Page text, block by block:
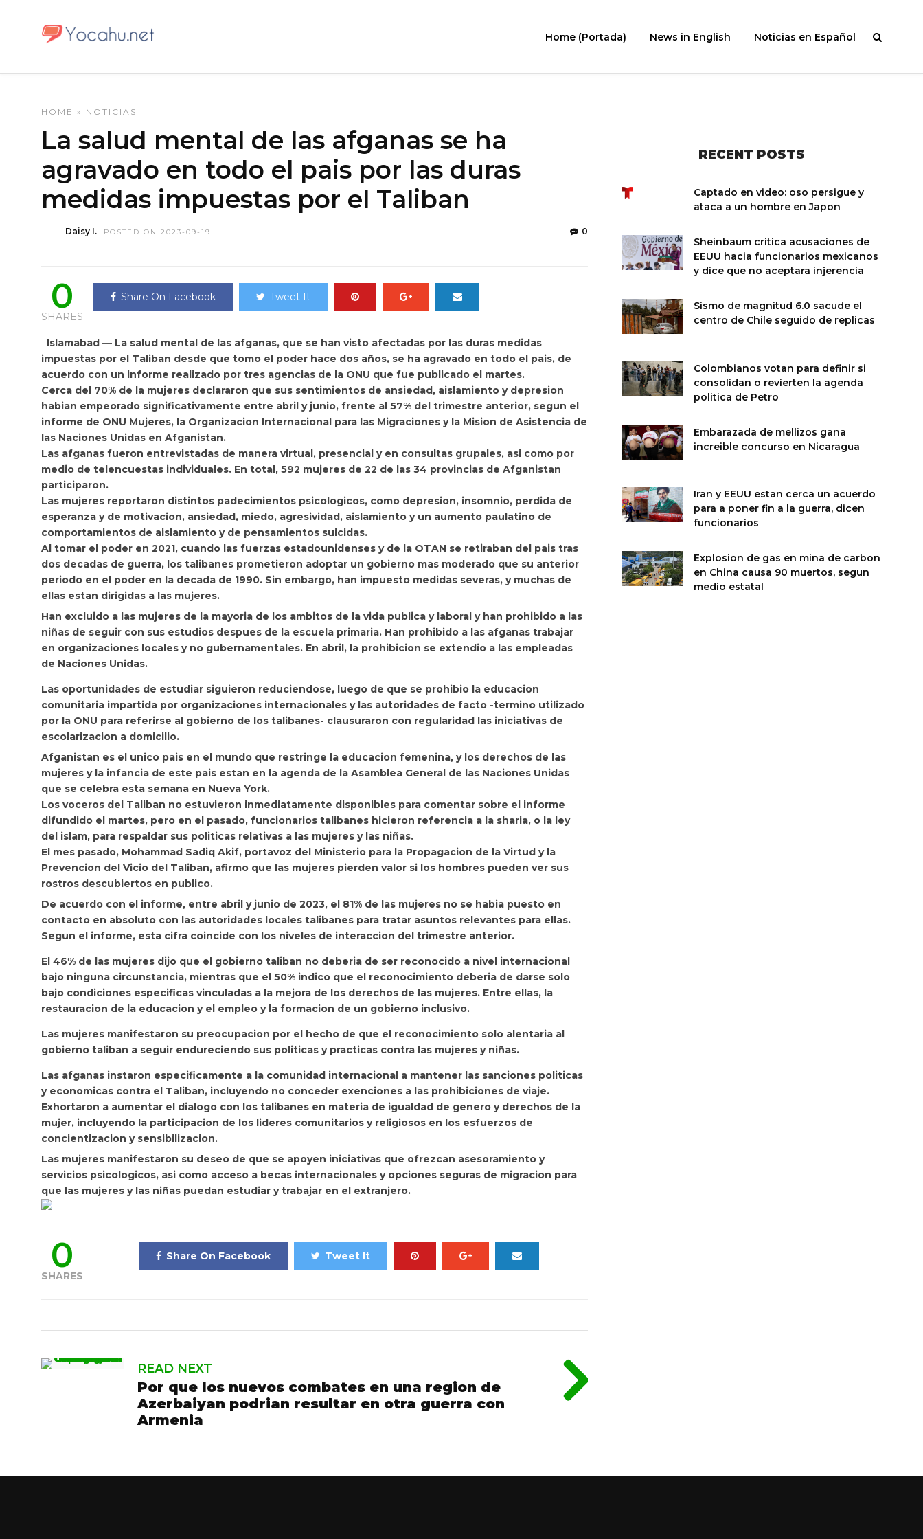
Home (Portada) News in English Noticias en Español
HOME » NOTICIAS
La salud mental de las afganas se ha
agravado en todo el pais por las duras
medidas impuestas por el Taliban
Daisy I. POSTED ON 2023-09-19 0
0
SHARES
Share On Facebook Tweet It
Islamabad — La salud mental de las afganas, que se han visto afectadas por las duras medidas
impuestas por el Taliban desde que tomo el poder hace dos años, se ha agravado en todo el pais, de
acuerdo con un informe realizado por tres agencias de la ONU que fue publicado el martes.
Cerca del 70% de la mujeres declararon que sus sentimientos de ansiedad, aislamiento y depresion
habian empeorado significativamente entre abril y junio, frente al 57% del trimestre anterior, segun el
informe de ONU Mujeres, la Organizacion Internacional para las Migraciones y la Mision de Asistencia de
las Naciones Unidas en Afganistan.
Las afganas fueron entrevistadas de manera virtual, presencial y en consultas grupales, asi como por
medio de telencuestas individuales. En total, 592 mujeres de 22 de las 34 provincias de Afganistan
participaron.
Las mujeres reportaron distintos padecimientos psicologicos, como depresion, insomnio, perdida de
esperanza y de motivacion, ansiedad, miedo, agresividad, aislamiento y un aumento paulatino de
comportamientos de aislamiento y de pensamientos suicidas.
Al tomar el poder en 2021, cuando las fuerzas estadounidenses y de la OTAN se retiraban del pais tras
dos decadas de guerra, los talibanes prometieron adoptar un gobierno mas moderado que su anterior
periodo en el poder en la decada de 1990. Sin embargo, han impuesto medidas severas, y muchas de
ellas estan dirigidas a las mujeres.
Han excluido a las mujeres de la mayoria de los ambitos de la vida publica y laboral y han prohibido a las
niñas de seguir con sus estudios despues de la escuela primaria. Han prohibido a las afganas trabajar
en organizaciones locales y no gubernamentales. En abril, la prohibicion se extendio a las empleadas
de Naciones Unidas.
Las oportunidades de estudiar siguieron reduciendose, luego de que se prohibio la educacion
comunitaria impartida por organizaciones internacionales y las autoridades de facto -termino utilizado
por la ONU para referirse al gobierno de los talibanes- clausuraron con regularidad las iniciativas de
escolarizacion a domicilio.
Afganistan es el unico pais en el mundo que restringe la educacion femenina, y los derechos de las
mujeres y la infancia de este pais estan en la agenda de la Asamblea General de las Naciones Unidas
que se celebra esta semana en Nueva York.
Los voceros del Taliban no estuvieron inmediatamente disponibles para comentar sobre el informe
difundido el martes, pero en el pasado, funcionarios talibanes hicieron referencia a la sharia, o la ley
del islam, para respaldar sus politicas relativas a las mujeres y las niñas.
El mes pasado, Mohammad Sadiq Akif, portavoz del Ministerio para la Propagacion de la Virtud y la
Prevencion del Vicio del Taliban, afirmo que las mujeres pierden valor si los hombres pueden ver sus
rostros descubiertos en publico.
De acuerdo con el informe, entre abril y junio de 2023, el 81% de las mujeres no se habia puesto en
contacto en absoluto con las autoridades locales talibanes para tratar asuntos relevantes para ellas.
Segun el informe, esta cifra coincide con los niveles de interaccion del trimestre anterior.
El 46% de las mujeres dijo que el gobierno taliban no deberia de ser reconocido a nivel internacional
bajo ninguna circunstancia, mientras que el 50% indico que el reconocimiento deberia de darse solo
bajo condiciones especificas vinculadas a la mejora de los derechos de las mujeres. Entre ellas, la
restauracion de la educacion y el empleo y la formacion de un gobierno inclusivo.
Las mujeres manifestaron su preocupacion por el hecho de que el reconocimiento solo alentaria al
gobierno taliban a seguir endureciendo sus politicas y practicas contra las mujeres y niñas.
Las afganas instaron especificamente a la comunidad internacional a mantener las sanciones politicas
y economicas contra el Taliban, incluyendo no conceder exenciones a las prohibiciones de viaje.
Exhortaron a aumentar el dialogo con los talibanes en materia de igualdad de genero y derechos de la
mujer, incluyendo la participacion de los lideres comunitarios y religiosos en los esfuerzos de
concientizacion y sensibilizacion.
Las mujeres manifestaron su deseo de que se apoyen iniciativas que ofrezcan asesoramiento y
servicios psicologicos, asi como acceso a becas internacionales y opciones seguras de migracion para
que las mujeres y las niñas puedan estudiar y trabajar en el extranjero.
0
SHARES
Share On Facebook Tweet It
READ NEXT
Por que los nuevos combates en una region de
Azerbaiyan podrian resultar en otra guerra con
Armenia
RECENT POSTS
Captado en video: oso persigue y
ataca a un hombre en Japon
Sheinbaum critica acusaciones de
EEUU hacia funcionarios mexicanos
y dice que no aceptara injerencia
Sismo de magnitud 6.0 sacude el
centro de Chile seguido de replicas
Colombianos votan para definir si
consolidan o revierten la agenda
politica de Petro
Embarazada de mellizos gana
increible concurso en Nicaragua
Iran y EEUU estan cerca un acuerdo
para a poner fin a la guerra, dicen
funcionarios
Explosion de gas en mina de carbon
en China causa 90 muertos, segun
medio estatal